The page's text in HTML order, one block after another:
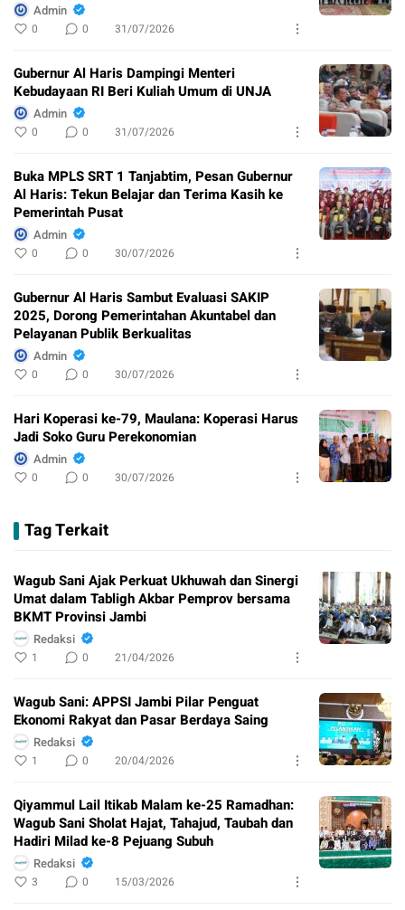
Admin
0 0 31/07/2026
Gubernur Al Haris Dampingi Menteri
Kebudayaan RI Beri Kuliah Umum di UNJA
Admin
0 0 31/07/2026
Buka MPLS SRT 1 Tanjabtim, Pesan Gubernur
Al Haris: Tekun Belajar dan Terima Kasih ke
Pemerintah Pusat
Admin
0 0 30/07/2026
Gubernur Al Haris Sambut Evaluasi SAKIP
2025, Dorong Pemerintahan Akuntabel dan
Pelayanan Publik Berkualitas
Admin
0 0 30/07/2026
Hari Koperasi ke-79, Maulana: Koperasi Harus
Jadi Soko Guru Perekonomian
Admin
0 0 30/07/2026
Tag Terkait
Wagub Sani Ajak Perkuat Ukhuwah dan Sinergi
Umat dalam Tabligh Akbar Pemprov bersama
BKMT Provinsi Jambi
Redaksi
1 0 21/04/2026
Wagub Sani: APPSI Jambi Pilar Penguat
Ekonomi Rakyat dan Pasar Berdaya Saing
Redaksi
1 0 20/04/2026
Qiyammul Lail Itikab Malam ke-25 Ramadhan:
Wagub Sani Sholat Hajat, Tahajud, Taubah dan
Hadiri Milad ke-8 Pejuang Subuh
Redaksi
3 0 15/03/2026